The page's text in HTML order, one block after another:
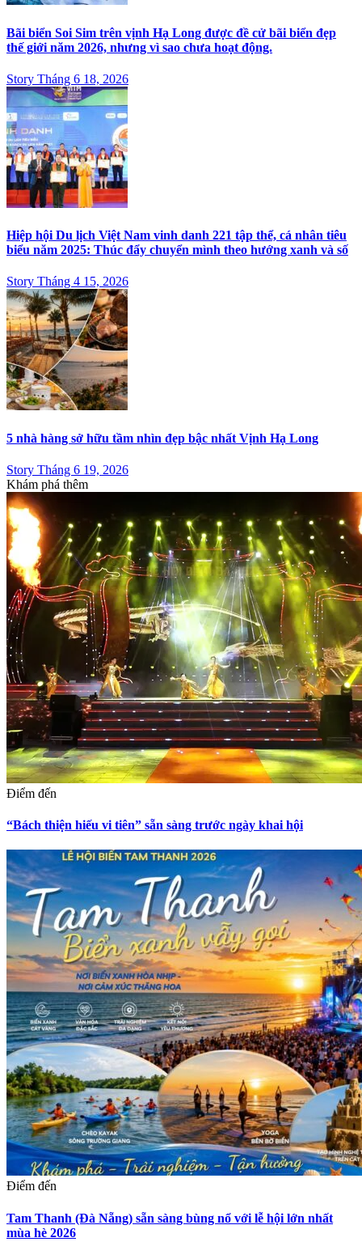
Bãi biển Soi Sim trên vịnh Hạ Long được đề cử bãi biển đẹp
thế giới năm 2026, nhưng vì sao chưa hoạt động.
Story Tháng 6 18, 2026
Hiệp hội Du lịch Việt Nam vinh danh 221 tập thể, cá nhân tiêu
biểu năm 2025: Thúc đẩy chuyển mình theo hướng xanh và số
Story Tháng 4 15, 2026
5 nhà hàng sở hữu tầm nhìn đẹp bậc nhất Vịnh Hạ Long
Story Tháng 6 19, 2026
Khám phá thêm
Điểm đến
“Bách thiện hiếu vi tiên” sẵn sàng trước ngày khai hội
Điểm đến
Tam Thanh (Đà Nẵng) sẵn sàng bùng nổ với lễ hội lớn nhất
mùa hè 2026